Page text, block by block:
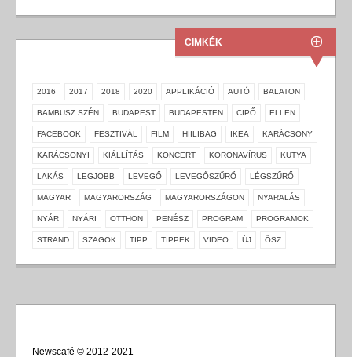
CIMKÉK
2016 2017 2018 2020 APPLIKÁCIÓ AUTÓ BALATON
BAMBUSZ SZÉN BUDAPEST BUDAPESTEN CIPŐ ELLEN
FACEBOOK FESZTIVÁL FILM HIILIBAG IKEA KARÁCSONY
KARÁCSONYI KIÁLLÍTÁS KONCERT KORONAVÍRUS KUTYA
LAKÁS LEGJOBB LEVEGŐ LEVEGŐSZŰRŐ LÉGSZŰRŐ
MAGYAR MAGYARORSZÁG MAGYARORSZÁGON NYARALÁS
NYÁR NYÁRI OTTHON PENÉSZ PROGRAM PROGRAMOK
STRAND SZAGOK TIPP TIPPEK VIDEO ÚJ ŐSZ
Newscafé © 2012-2021